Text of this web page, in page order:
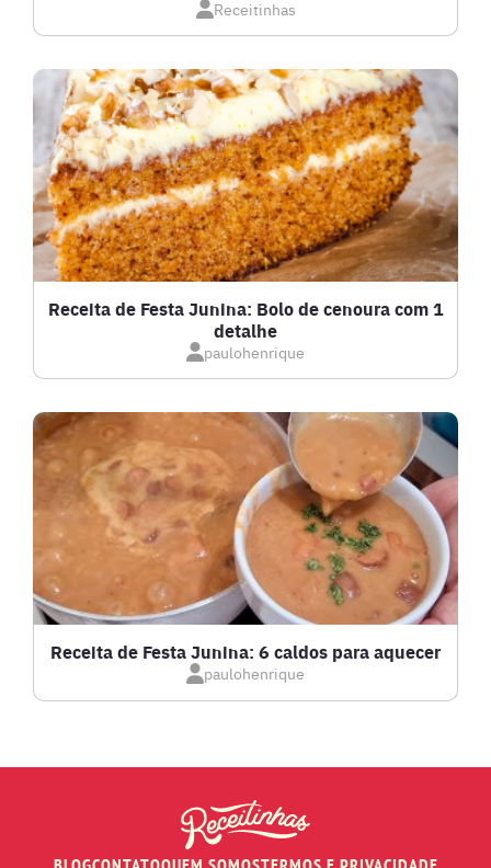
DOCES E SOBREMESAS
DRINKS
FRANGO
FRUTOS DO MAR
GRATINADOS
LANCHES
LASANHAS
LOW CARB
MASSAS E PASTAS
Receitinhas
Receita de Festa Junina: Bolo de cenoura com 1
detalhe
paulohenrique
Receita de Festa Junina: 6 caldos para aquecer
paulohenrique